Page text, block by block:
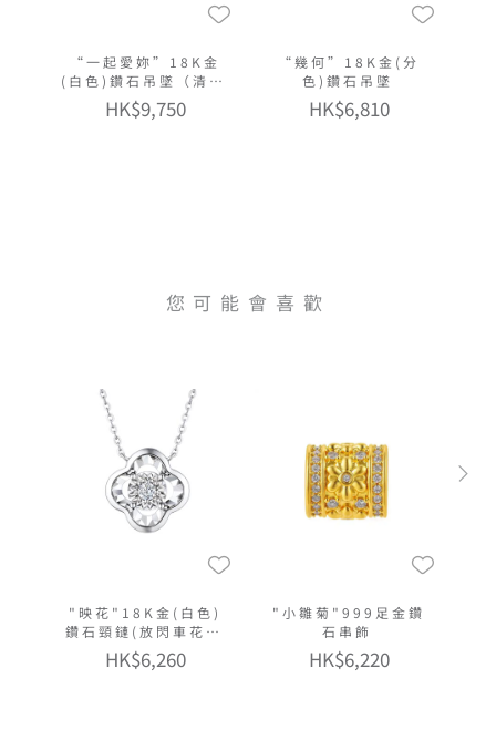
“一起愛妳”18K金
(白色)鑽石吊墜（清新
版）
HK$9,750
“幾何”18K金(分
色)鑽石吊墜
HK$6,810
您可能會喜歡
"映花"18K金(白色)
鑽石頸鏈(放閃車花工
藝)
HK$6,260
"小雛菊"999足金鑽
石串飾
HK$6,220